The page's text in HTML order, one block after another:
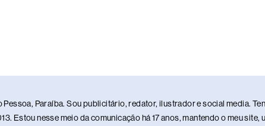
Paraíba. Sou publicitário, redator, ilustrador e social media.
Estou nesse meio da comunicação há 17 anos, mantendo o meu